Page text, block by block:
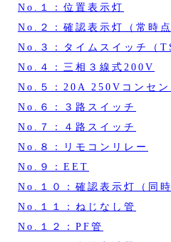
No.１：位置表示灯
No.２：確認表示灯（常時点
No.３：タイムスイッチ（
No.４：三相３線式200V
No.５：20A 250Vコンセン
No.６：３路スイッチ
No.７：４路スイッチ
No.８：リモコンリレー
No.９：EET
No.１０：確認表示灯（同時
No.１１：ねじなし管
No.１２：PF管